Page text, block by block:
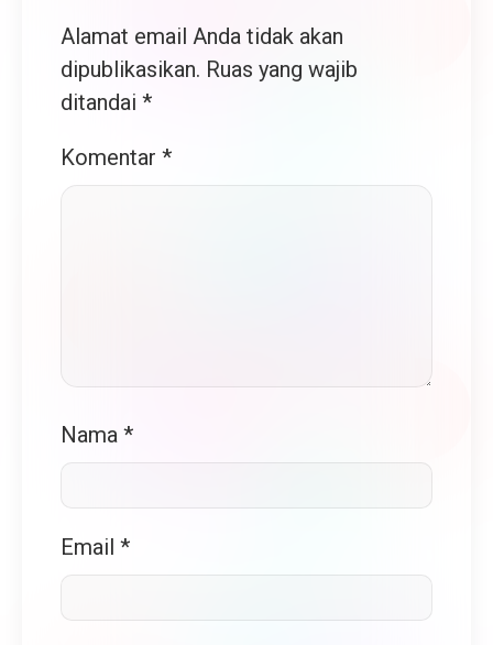
Alamat email Anda tidak akan
dipublikasikan. Ruas yang wajib
ditandai *
Komentar *
Nama *
Email *